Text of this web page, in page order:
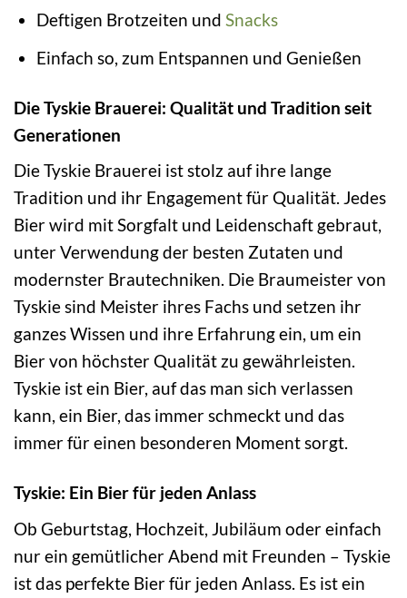
Deftigen Brotzeiten und Snacks
Einfach so, zum Entspannen und Genießen
Die Tyskie Brauerei: Qualität und Tradition seit
Generationen
Die Tyskie Brauerei ist stolz auf ihre lange
Tradition und ihr Engagement für Qualität. Jedes
Bier wird mit Sorgfalt und Leidenschaft gebraut,
unter Verwendung der besten Zutaten und
modernster Brautechniken. Die Braumeister von
Tyskie sind Meister ihres Fachs und setzen ihr
ganzes Wissen und ihre Erfahrung ein, um ein
Bier von höchster Qualität zu gewährleisten.
Tyskie ist ein Bier, auf das man sich verlassen
kann, ein Bier, das immer schmeckt und das
immer für einen besonderen Moment sorgt.
Tyskie: Ein Bier für jeden Anlass
Ob Geburtstag, Hochzeit, Jubiläum oder einfach
nur ein gemütlicher Abend mit Freunden – Tyskie
ist das perfekte Bier für jeden Anlass. Es ist ein